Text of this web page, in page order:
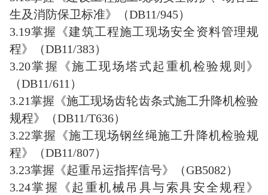
生及消防保卫标准》（DB11/945）
3.19掌握《建筑工程施工现场安全资料管理规
程》（DB11/383）
3.20掌握《施工现场塔式起重机检验规则》
（DB11/611）
3.21掌握《施工现场齿轮齿条式施工升降机检验
规程》（DB11/T636）
3.22掌握《施工现场钢丝绳施工升降机检验规
程》（DB11/807）
3.23掌握《起重吊运指挥信号》（GB5082）
3.24掌握《起重机械吊具与索具安全规程》